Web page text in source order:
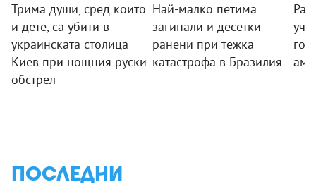
Трима души, сред които
и дете, са убити в
украинската столица
Киев при нощния руски
обстрел
Най-малко петима
загинали и десетки
ранени при тежка
катастрофа в Бразилия
ПОСЛЕДНИ